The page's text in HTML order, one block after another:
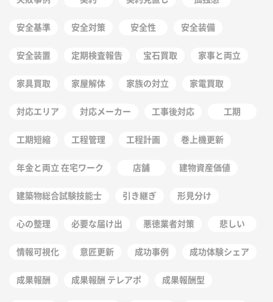
安全基準 安全対策 安全性 安全装備
安全装置 定期検査報告 宝石買取 家事と両立
家具買取 家屋解体 家族の対立 家電買取
対応エリア 対応メーカー 工事後対応 工期
工期短縮 工程管理 工程計画 巻上機更新
年金と両立 在宅ワーク 店舗 建物資産価値
建築物総合試験技能士 引き継ぎ 形見分け
心の整理 必要な届け出 悪徳業者対策 悲しい
情報可視化 意匠更新 成功事例 成功体験シェア
成果報酬 成果報酬 テレアポ 成果報酬型